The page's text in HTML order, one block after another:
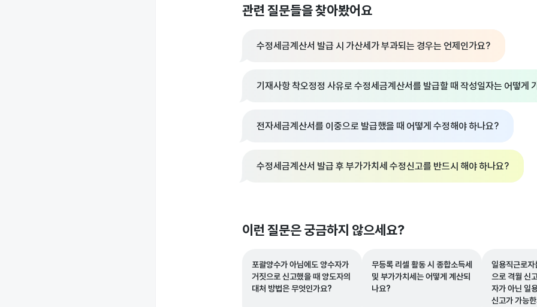
관련 질문들을 찾아봤어요
수정세금계산서 발급 시 가산세가 부과되는 경우는 언제인가요?
기재사항 착오정정 사유로 수정세금계산서를 발급할 때 작성일자는 어떻게
전자세금계산서를 이중으로 발급했을 때 어떻게 수정해야 하나요?
수정세금계산서 발급 후 부가가치세 수정신고를 반드시 해야 하나요?
이런 질문은 궁금하지 않으세요?
포괄양수가 아님에도 양수자가
거짓으로 신고했을 때 양도자의
대처 방법은 무엇인가요?
무등록 리셀 활동 시 종합소득세
및 부가가치세는 어떻게 계산되
나요?
일용직근로
으로 격월 신
자가 아닌 일
신고가 가능